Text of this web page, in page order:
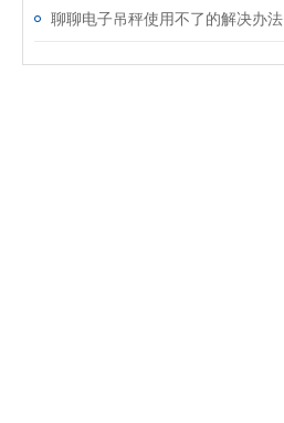
聊聊电子吊秤使用不了的解决办法